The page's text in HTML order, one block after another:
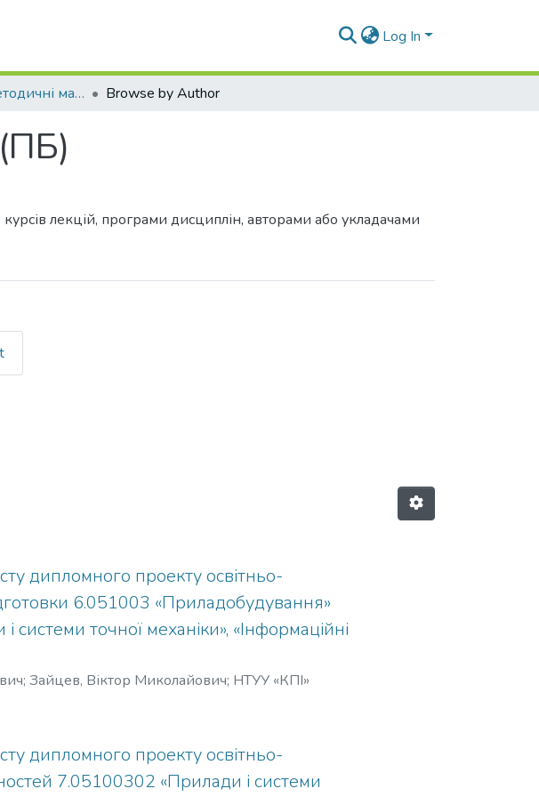
Log In
Навчально-методичні матеріали (ПБ) Browse by Author
лекцій, програми дисциплін, авторами або укладачами
Author "НТУУ «КПІ»"
дипломного проекту освітньо-
6.051003 «Приладобудування»
точної механіки», «Інформаційні
; Зайцев, Віктор Миколайович; НТУУ «КПІ»
дипломного проекту освітньо-
7.05100302 «Прилади і системи